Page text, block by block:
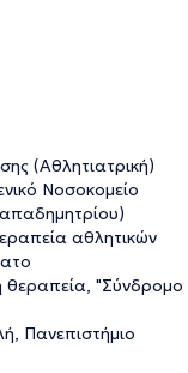
(Αθλητιατρική)
Νοσοκομείο
αθλητικών
θεραπεία, "Σύνδρομο
Πανεπιστήμιο